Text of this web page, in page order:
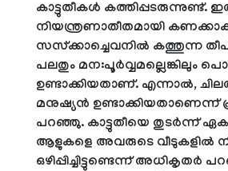
കാട്ടുതീകള്‍ കത്തിപ്പടരുന്നുണ്ട്.
നിയന്ത്രണാതീതമായി
സസ്‌ക്കാച്ചെവനില്‍ കത്തുന്ന
പലതും മന:പൂര്‍വ്വമല്ലെങ്കിലും
ഉണ്ടാക്കിയതാണ്. എന്നാല്‍,
മനുഷ്യന്‍ ഉണ്ടാക്കിയതാണെന്ന്
പറഞ്ഞു. കാട്ടുതീയെ തുടര്‍ന്ന്
ആളുകളെ അവരുടെ വീടുകളില്‍
ഒഴിപ്പിച്ചിട്ടുണ്ടെന്ന് അധികൃതര്‍